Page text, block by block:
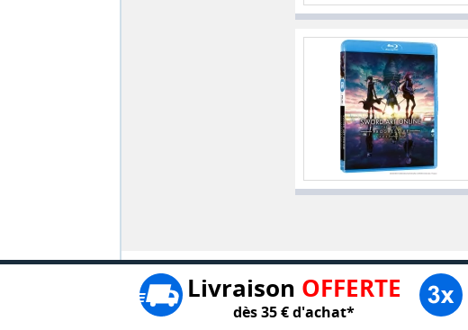
Livraison OFFERTE
dès 35 € d'achat*